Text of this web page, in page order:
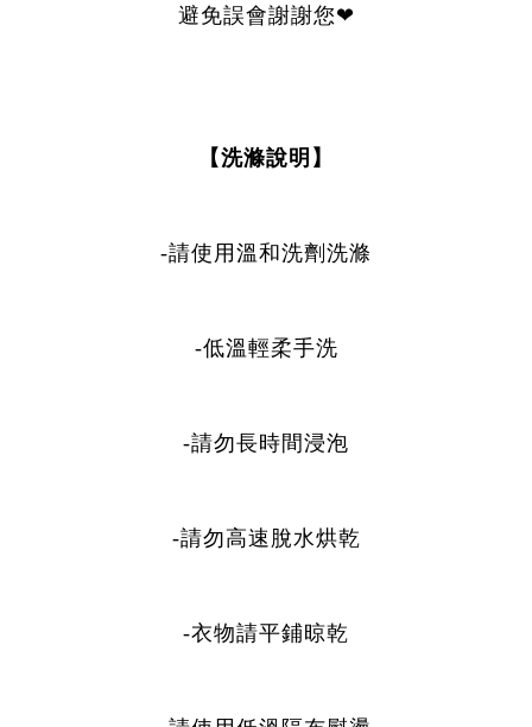
避免誤會謝謝您❤
【洗滌說明】
-請使用溫和洗劑洗滌
-低溫輕柔手洗
-請勿長時間浸泡
-請勿高速脫水烘乾
-衣物請平鋪晾乾